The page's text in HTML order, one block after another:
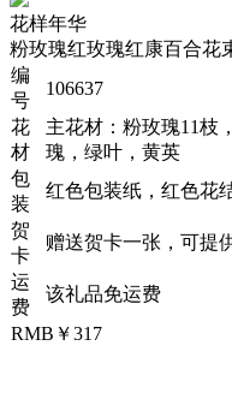
花样年华
粉玫瑰红玫瑰红康百合花
编
号
106637
花
材
主花材：粉玫瑰11枝
瑰，绿叶，黄英
包
装
红色包装纸，红色花
贺
卡
赠送贺卡一张，可提
运
费
该礼品免运费
RMB￥317